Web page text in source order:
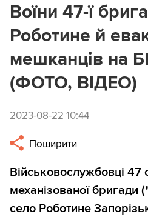
Воїни 47-ї
Роботине й
мешканців на
(ФОТО, ВІДЕО)
2023-08-22 10:44
Поширити
Військовослужбовці 47
механізованої
село Роботине